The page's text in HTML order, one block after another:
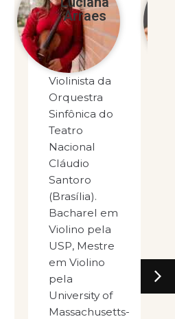
Arraes
Violinista da
Orquestra
Sinfônica do
Nacional
Cláudio
Santoro
(Brasília).
Bacharel em
Violino pela
USP, Mestre
em Violino
University of
Massachusetts-
UFRJ.